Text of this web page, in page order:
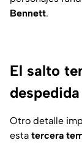
Bennett.
El salto
despedida
Otro detalle
esta tercera